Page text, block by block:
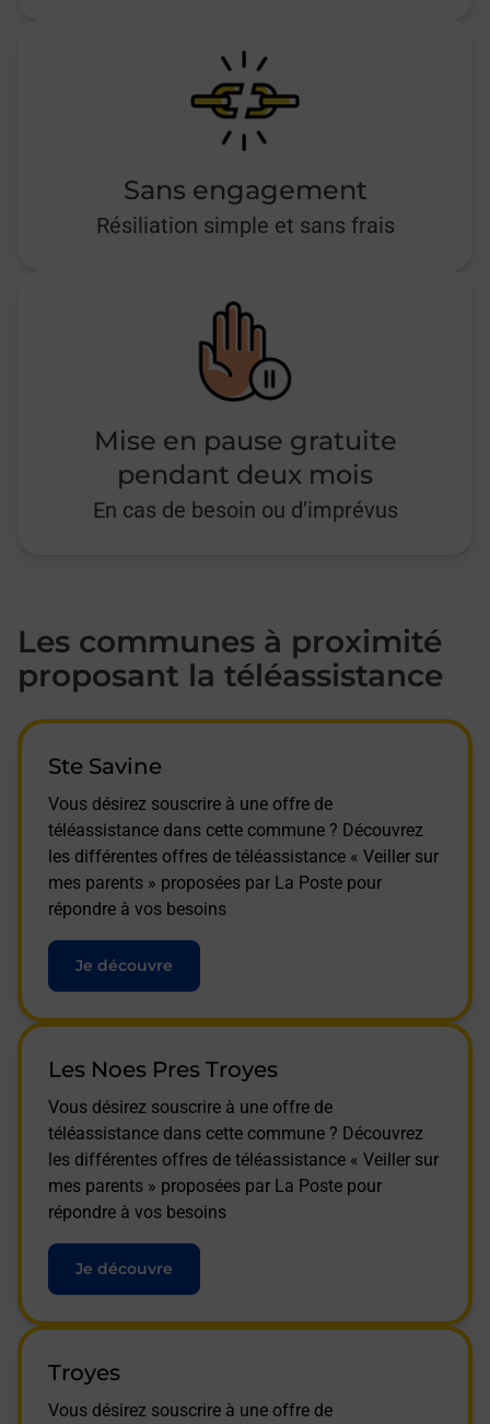
Sans engagement
Résiliation simple et sans frais
Mise en pause gratuite
pendant deux mois
En cas de besoin ou d’imprévus
Les communes à proximité
proposant la téléassistance
Ste Savine
Vous désirez souscrire à une offre de
téléassistance dans cette commune ? Découvrez
les différentes offres de téléassistance « Veiller sur
mes parents » proposées par La Poste pour
répondre à vos besoins
Je découvre
Les Noes Pres Troyes
Vous désirez souscrire à une offre de
téléassistance dans cette commune ? Découvrez
les différentes offres de téléassistance « Veiller sur
mes parents » proposées par La Poste pour
répondre à vos besoins
Je découvre
Troyes
Vous désirez souscrire à une offre de